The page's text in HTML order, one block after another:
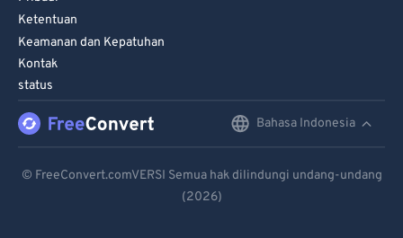
Ketentuan
Keamanan dan Kepatuhan
Kontak
status
Bahasa Indonesia
Español
© FreeConvert.comVERSI Semua hak dilindungi undang-undang
(2026)